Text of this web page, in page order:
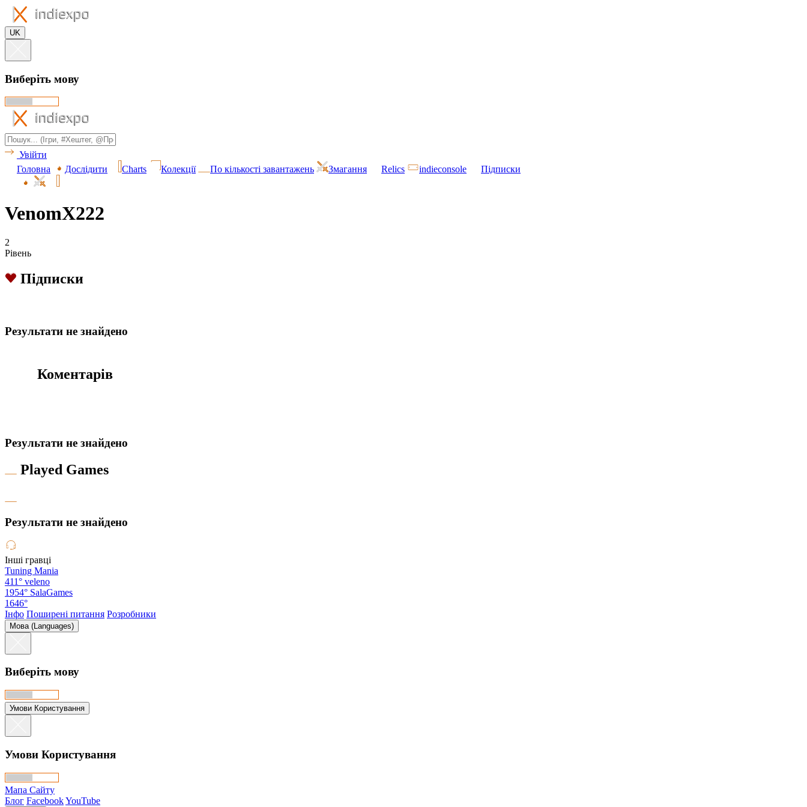
UK
Виберіть мову
Увійти
Головна
Дослідити Charts Колекції По кількості завантажень Змагання Relics indieconsole Підписки
VenomX222
2
Рівень
Підписки
Результати не знайдено
Коментарів
Результати не знайдено
Played Games
Результати не знайдено
Інші гравці
Tuning Mania
411° veleno
1954° SalaGames
1646°
Інфо Поширені питання Розробники
Мова (Languages)
Виберіть мову
Умови Користування
Умови Користування
Мапа Сайту
Блог FacebookYouTube